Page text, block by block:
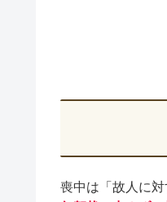
喪中は「故人に